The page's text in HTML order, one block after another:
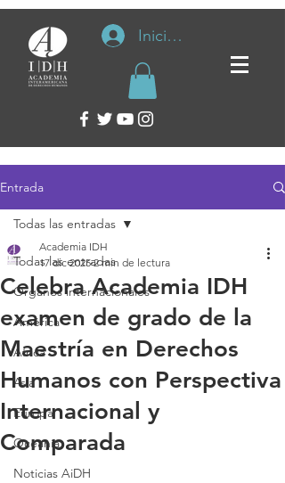
Iniciar sesión
Entrada
Todas las entradas
Organos internacionales
América
África
Asia
Europa
Oceanía
Noticias AiDH
Todas las entradas
Celebra Academia IDH
examen de grado de la
Maestría en Derechos
Humanos con Perspectiva
Internacional y
Comparada
Academia IDH
17 dic 2025 2 min de lectura